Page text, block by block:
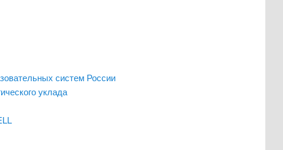
систем России
уклада